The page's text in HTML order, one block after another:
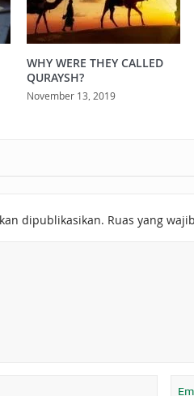
WHY WERE THEY CALLED
QURAYSH?
November 13, 2019
dipublikasikan. Ruas yang